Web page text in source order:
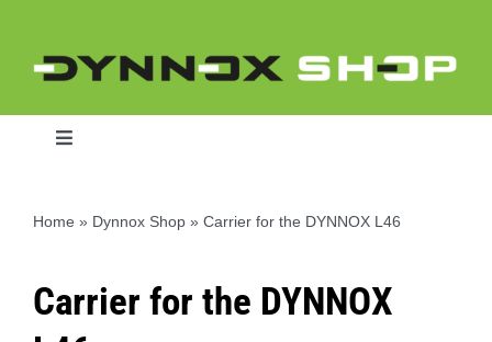
content
Toggle
Home » Dynnox Shop» Carrier for the DYNNOX L46
Carrier for the DYNNOX